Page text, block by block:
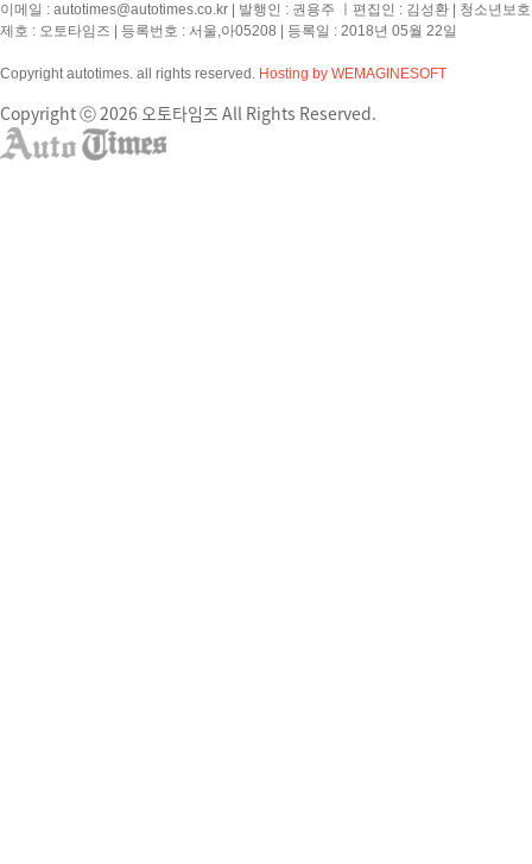
이메일 : autotimes@autotimes.co.kr | 발행인 : 권용주 ㅣ편집인 : 김성환 | 청소년보
제호 : 오토타임즈 | 등록번호 : 서울,아05208 | 등록일 : 2018년 05월 22일
Copyright autotimes. all rights reserved. Hosting by WEMAGINESOFT
Copyright ⓒ 2026 오토타임즈 All Rights Reserved.